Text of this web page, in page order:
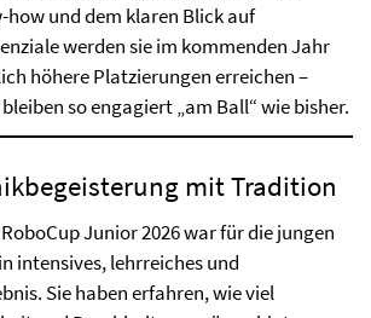
und dem klaren Blick auf
werden sie im kommenden Jahr
höhere Platzierungen erreichen –
so engagiert „am Ball“ wie bisher.
mit Tradition
Junior 2026 war für die jungen
intensives, lehrreiches und
Sie haben erfahren, wie viel